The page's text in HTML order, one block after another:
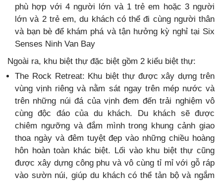
phù hợp với 4 người lớn và 1 trẻ em hoặc 3 người
lớn và 2 trẻ em, du khách có thể đi cùng người thân
và bạn bè để khám phá và tận hưởng kỳ nghỉ tại Six
Senses Ninh Van Bay
Ngoài ra, khu biệt thự đặc biệt gồm 2 kiểu biệt thự:
The Rock Retreat: Khu biệt thự được xây dựng trên
vùng vịnh riêng và nằm sát ngay trên mép nước và
trên những núi đá của vịnh đem đến trải nghiệm vô
cùng độc đáo của du khách. Du khách sẽ được
chiêm ngưỡng và đắm mình trong khung cảnh giao
thoa ngày và đêm tuyệt đẹp vào những chiều hoàng
hôn hoàn toàn khác biệt. Lối vào khu biệt thự cũng
được xây dựng công phu và vô cùng tỉ mỉ với gỗ ráp
vào sườn núi, giúp du khách có thể tản bộ và ngắm